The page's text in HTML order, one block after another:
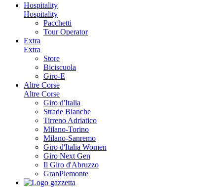
Hospitality
Hospitality
Pacchetti
Tour Operator
Extra
Extra
Store
Biciscuola
Giro-E
Altre Corse
Altre Corse
Giro d'Italia
Strade Bianche
Tirreno Adriatico
Milano-Torino
Milano-Sanremo
Giro d'Italia Women
Giro Next Gen
Il Giro d'Abruzzo
GranPiemonte